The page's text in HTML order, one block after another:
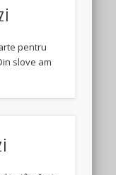
pentru
slove am